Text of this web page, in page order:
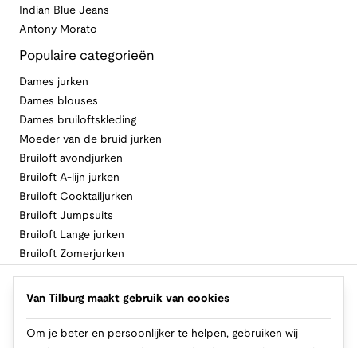
Indian Blue Jeans
Antony Morato
Populaire categorieën
Dames jurken
Dames blouses
Dames bruiloftskleding
Moeder van de bruid jurken
Bruiloft avondjurken
Bruiloft A-lijn jurken
Bruiloft Cocktailjurken
Bruiloft Jumpsuits
Bruiloft Lange jurken
Bruiloft Zomerjurken
Volg Van Tilburg
Van Tilburg maakt gebruik van cookies
Om je beter en persoonlijker te helpen, gebruiken wij